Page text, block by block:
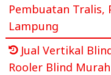
Pembuatan Tralis,
Lampung
Jual Vertikal
Rooler Blind